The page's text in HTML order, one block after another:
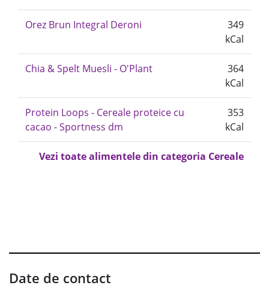
Orez Brun Integral Deroni
349
kCal
Chia & Spelt Muesli - O'Plant
364
kCal
Protein Loops - Cereale proteice cu
cacao - Sportness dm
353
kCal
Vezi toate alimentele din categoria Cereale
Date de contact